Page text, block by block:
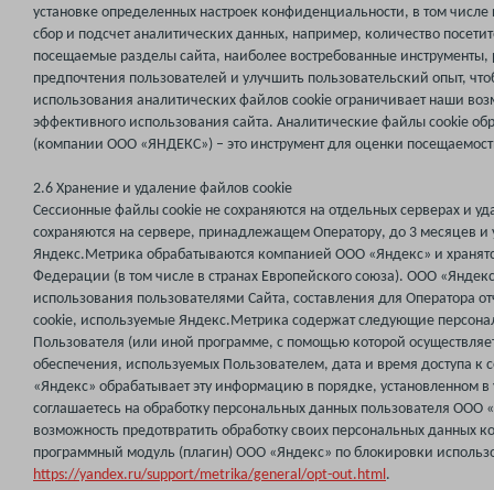
установке определенных настроек конфиденциальности, в том
сбор и подсчет аналитических данных, например, количество
посещаемые разделы сайта, наиболее востребованные
предпочтения пользователей и улучшить пользовательский опыт,
использования аналитических файлов cookie ограничивает наши
эффективного использования сайта. Аналитические файлы cookie
(компании ООО «ЯНДЕКС») – это инструмент для оценки
2.6 Хранение и удаление файлов cookie
Сессионные файлы cookie не сохраняются на отдельных серверах и
сохраняются на сервере, принадлежащем Оператору, до 3 месяцев
Яндекс.Метрика обрабатываются компанией ООО «Яндекс» и
Федерации (в том числе в странах Европейского союза). ООО
использования пользователями Сайта, составления для Оператора
cookie, используемые Яндекс.Метрика содержат следующие
Пользователя (или иной программе, с помощью которой
обеспечения, используемых Пользователем, дата и время
«Яндекс» обрабатывает эту информацию в порядке, установленном
соглашаетесь на обработку персональных данных пользователя
возможность предотвратить обработку своих персональных
программный модуль (плагин) ООО «Яндекс» по блокировки
https://yandex.ru/support/metrika/general/opt-out.html.